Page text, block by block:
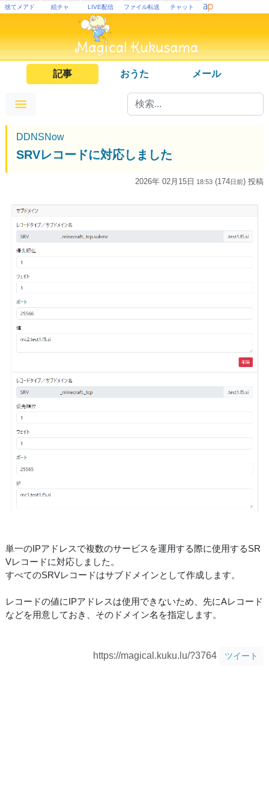
捨てメアド 絵チャ LIVE配信 ファイル転送 チャット
記事 おうた メール
DDNSNow
SRVレコードに対応しました
2026年 02月15日 18:53 (174日前) 投稿
単一のIPアドレスで複数のサービスを運用する際に使用するSR
Vレコードに対応しました。
すべてのSRVレコードはサブドメインとして作成します。
レコードの値にIPアドレスは使用できないため、先にAレコード
などを用意しておき、そのドメイン名を指定します。
https://magical.kuku.lu/?3764 ツイート